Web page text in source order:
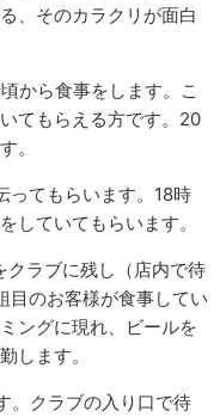
、そのカラクリが面白
から食事をします。こ
てもらえる方です。20
。
ってもらいます。18時
していてもらいます。
クラブに残し（店内で待
目のお客様が食事してい
ングに現れ、ビールを
します。
。クラブの入り口で待